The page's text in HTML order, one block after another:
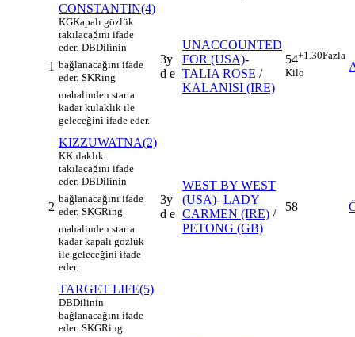
1
CONSTANTIN(4)
KGKapalı gözlük
takılacağını ifade
eder. DBDilinin
bağlanacağını ifade
eder. SKRing
mahalinden starta
kadar kulaklık ile
geleceğini ifade eder.
3y
d e
UNACCOUNTED
FOR (USA)-
TALIA ROSE /
KALANISI (IRE)
54+1.30Fazla
Kilo
2
KIZZUWATNA(2)
KKulaklık
takılacağını ifade
eder. DBDilinin
bağlanacağını ifade
eder. SKGRing
mahalinden starta
kadar kapalı gözlük
ile geleceğini ifade
eder.
3y
d e
WEST BY WEST
(USA)- LADY
CARMEN (IRE) /
PETONG (GB)
58
TARGET LIFE(5)
DBDilinin
bağlanacağını ifade
eder. SKGRing